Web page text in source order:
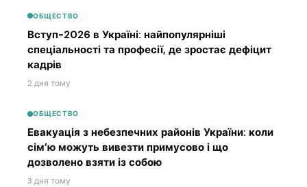
ОБЩЕСТВО
Вступ-2026 в Україні: найпопулярніші
спеціальності та професії, де зростає дефіцит
кадрів
2 дня тому
ОБЩЕСТВО
Евакуація з небезпечних районів України: коли
сім’ю можуть вивезти примусово і що
дозволено взяти із собою
3 дня тому